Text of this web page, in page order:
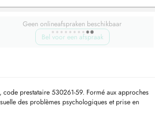
Geen onlineafspraken beschikbaar
Bel voor een afspraak
prestataire 530261-59. Formé aux approches
des problèmes psychologiques et prise en